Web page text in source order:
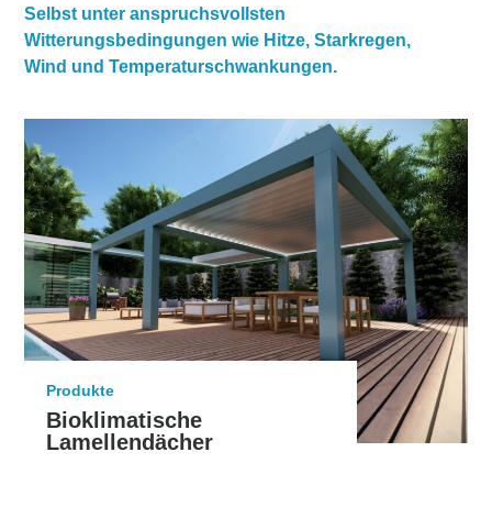
Selbst unter anspruchsvollsten
Witterungsbedingungen wie Hitze, Starkregen,
Wind und Temperaturschwankungen.
Produkte
Bioklimatische
Lamellendächer